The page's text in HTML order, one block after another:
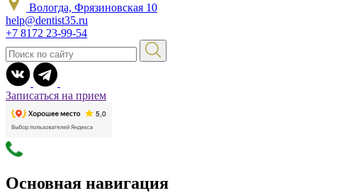
Вологда, Фрязиновская 10
help@dentist35.ru
+7 8172 23-99-54
Записаться на прием
Основная навигация